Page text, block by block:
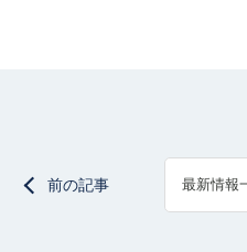
前の記事 最新情報